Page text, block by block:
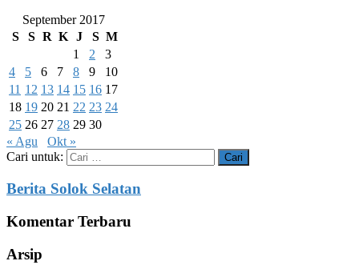
September 2017
S
S R K J S M
1
2
3
4
5 6 7 8 9
10
11 12 13 14 15 16 17
18 19 20 21 22 23 24
25 26 27 28 29 30
« Agu
Okt »
Cari untuk:
Berita Solok Selatan
Komentar Terbaru
Arsip